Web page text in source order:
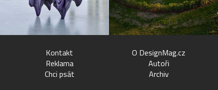
Kontakt
Reklama
Chci psát
O DesignMag.cz
Autoři
Archiv